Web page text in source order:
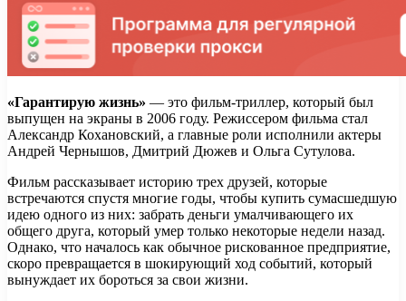
«Гарантирую жизнь» — это фильм-триллер, который был
выпущен на экраны в 2006 году. Режиссером фильма стал
Александр Кохановский, а главные роли исполнили актеры
Андрей Чернышов, Дмитрий Дюжев и Ольга Сутулова.
Фильм рассказывает историю трех друзей, которые
встречаются спустя многие годы, чтобы купить сумасшедшую
идею одного из них: забрать деньги умалчивающего их
общего друга, который умер только некоторые недели назад.
Однако, что началось как обычное рискованное предприятие,
скоро превращается в шокирующий ход событий, который
вынуждает их бороться за свои жизни.